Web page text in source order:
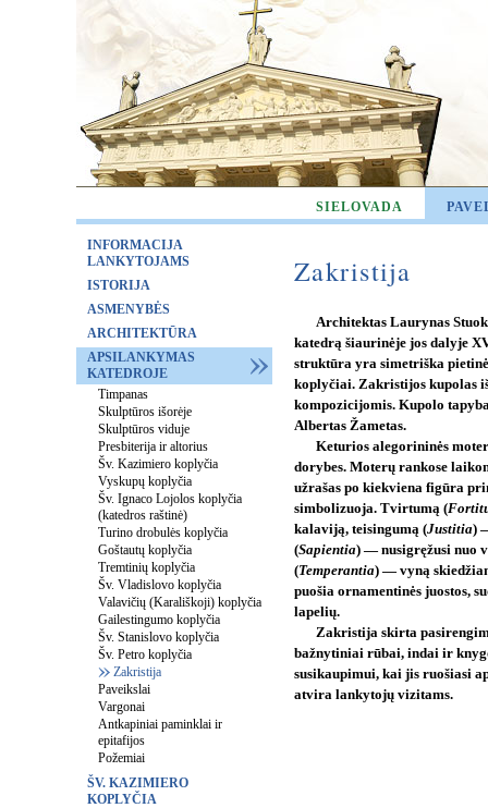
SIELOVADA
INFORMACIJA
LANKYTOJAMS
ISTORIJA
ASMENYBĖS
ARCHITEKTŪRA
APSILANKYMAS
KATEDROJE
Timpanas
Skulptūros išorėje
Skulptūros viduje
Presbiterija ir altorius
Šv. Kazimiero koplyčia
Vyskupų koplyčia
Šv. Ignaco Lojolos koplyčia
(katedros raštinė)
Turino drobulės koplyčia
Goštautų koplyčia
Tremtinių koplyčia
Šv. Vladislovo koplyčia
Valavičių (Karališkoji) koplyčia
Gailestingumo koplyčia
Šv. Stanislovo koplyčia
Šv. Petro koplyčia
Zakristija
Paveikslai
Vargonai
Antkapiniai paminklai ir
epitafijos
Požemiai
ŠV. KAZIMIERO
KOPLYČIA
Zakristija
Architektas Laurynas
katedrą šiaurinėje jos dalyje
struktūra yra simetriška
koplyčiai. Zakristijos kupolas
kompozicijomis. Kupolo
Albertas Žametas.
Keturios alegorininės
dorybes. Moterų rankose
užrašas po kiekviena figūra
simbolizuoja. Tvirtumą (
kalaviją, teisingumą (Justitia)
(Sapientia) — nusigręžusi nuo
(Temperantia) — vyną
puošia ornamentinės juostos,
lapelių.
Zakristija skirta
bažnytiniai rūbai, indai ir
susikaupimui, kai jis ruošiasi
atvira lankytojų vizitams.